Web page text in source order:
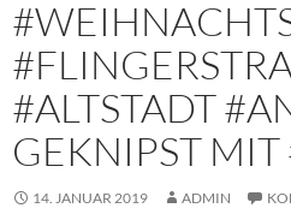
ALTSTADT
EKNIPST MIT
14. JANUAR 2019 ADMIN